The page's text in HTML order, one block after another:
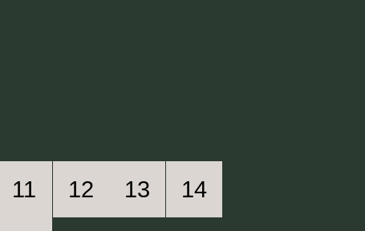
11 12 13 14